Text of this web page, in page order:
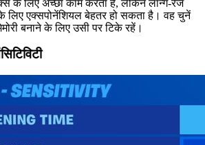
के लिए अच्छा काम करता है, लेकिन लॉन्ग-रेंज
एक्सपोनेंशियल बेहतर हो सकता है। वह चुनें
बनाने के लिए उसी पर टिके रहें।